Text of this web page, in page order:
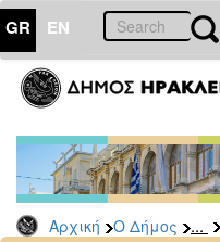
GR EN
Αρχική Ο Δήμος ...
ΔΗΜΟΣ
Δελτία
Τύπου
Αρχείο
2026